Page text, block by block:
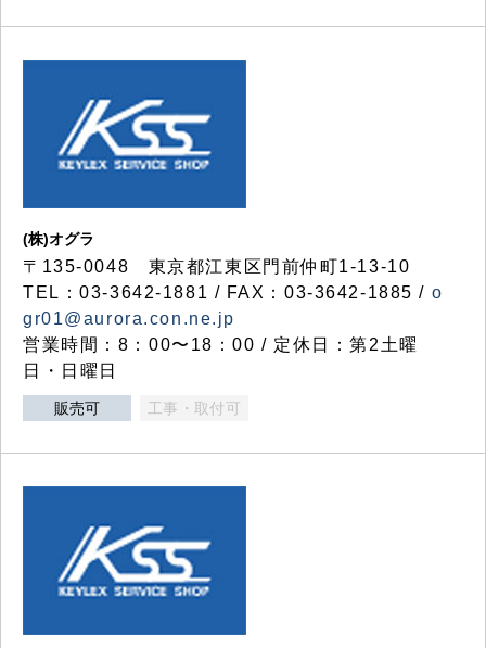
(株)オグラ
〒135-0048 東京都江東区門前仲町1-13-10
TEL：03-3642-1881 / FAX：03-3642-1885 / o
gr01@aurora.con.ne.jp
営業時間：8：00〜18：00 / 定休日：第2土曜
日・日曜日
販売可 工事・取付可